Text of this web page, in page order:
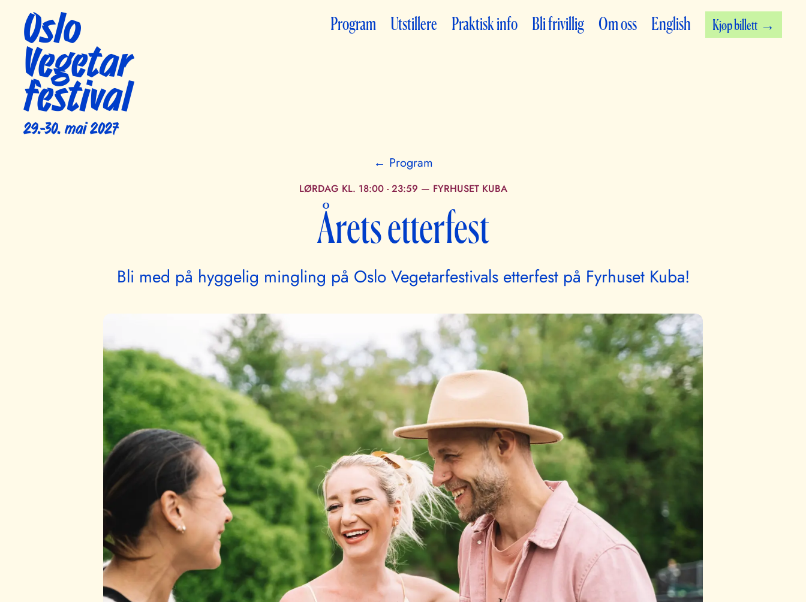
Oslo
Vegetar
festival
29.-30. mai 2027
Program Utstillere Praktisk info Bli frivillig Om oss English Kjøp billett
← Program
LØRDAG KL. 18:00 - 23:59 — FYRHUSET KUBA
Årets etterfest
Bli med på hyggelig mingling på Oslo Vegetarfestivals etterfest på Fyrhuset Kuba!